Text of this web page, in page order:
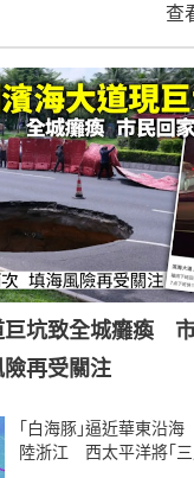
查
巨坑致全城癱瘓
再受關注
｢白海豚｣逼近華東沿
陸浙江 西太平洋將｢三